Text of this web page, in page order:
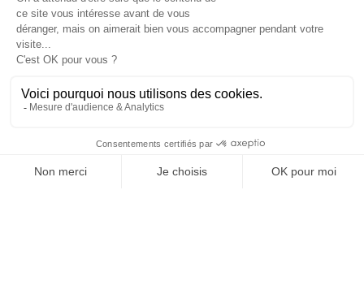
Je suis déjà abonné(e) :je consulte la revue en